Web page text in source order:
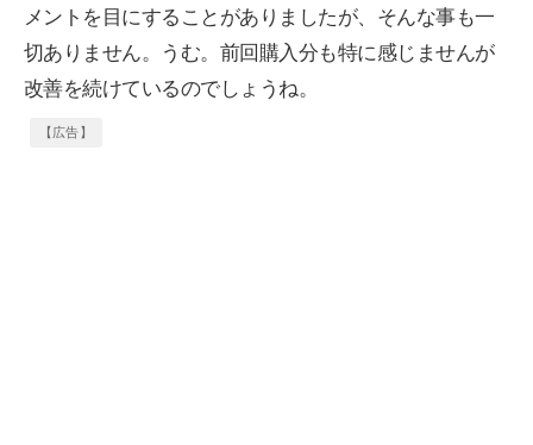
メントを目にすることがありましたが、そんな事も一
切ありません。うむ。前回購入分も特に感じませんが
改善を続けているのでしょうね。
【広告】